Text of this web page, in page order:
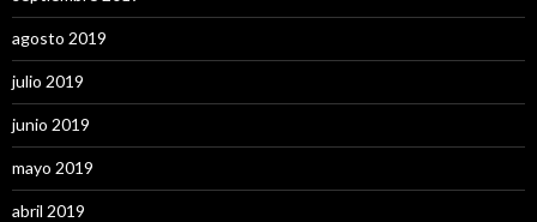
agosto 2019
julio 2019
junio 2019
mayo 2019
abril 2019